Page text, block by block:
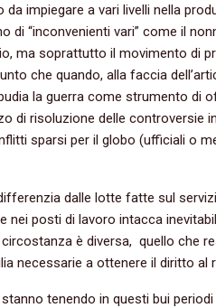
impiegare a vari livelli nella
di “inconvenienti vari” come il
ma soprattutto il movimento di
che quando, alla faccia
la guerra come strumento di
di risoluzione delle controversie
sparsi per il globo (ufficiali o
dalle lotte fatte sul
nei posti di lavoro intacca
è diversa, quello che
necessarie a ottenere il diritto al
tenendo in questi bui